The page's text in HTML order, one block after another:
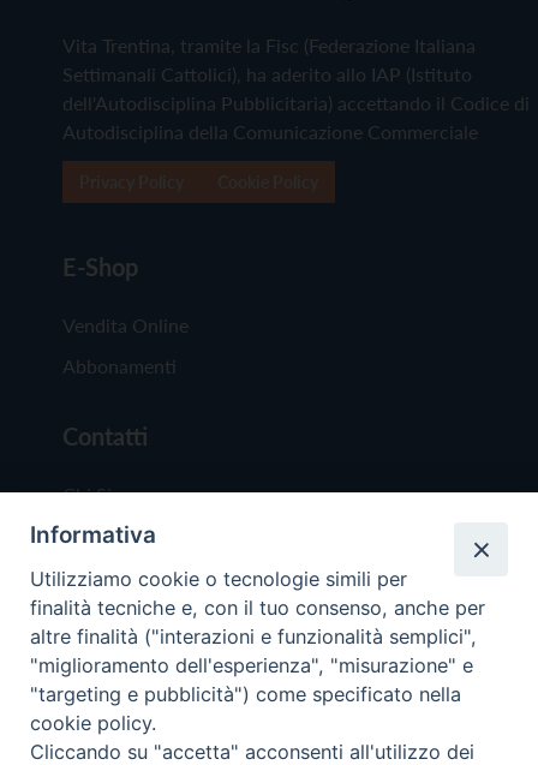
Vita Trentina, tramite la Fisc (Federazione Italiana
Settimanali Cattolici), ha aderito allo IAP (Istituto
dell'Autodisciplina Pubblicitaria) accettando il Codice di
Autodisciplina della Comunicazione Commerciale
E-Shop
Vendita Online
Abbonamenti
Contatti
Chi Siamo
Redazione
Scrivici
Copyright © 2019 - Tutti i diritti riservati - Vita
Informativa
Utilizziamo cookie o tecnologie simili per
finalità tecniche e, con il tuo consenso, anche per
altre finalità ("interazioni e funzionalità semplici",
"miglioramento dell'esperienza", "misurazione" e
"targeting e pubblicità") come specificato nella
cookie policy.
Cliccando su "accetta" acconsenti all'utilizzo dei